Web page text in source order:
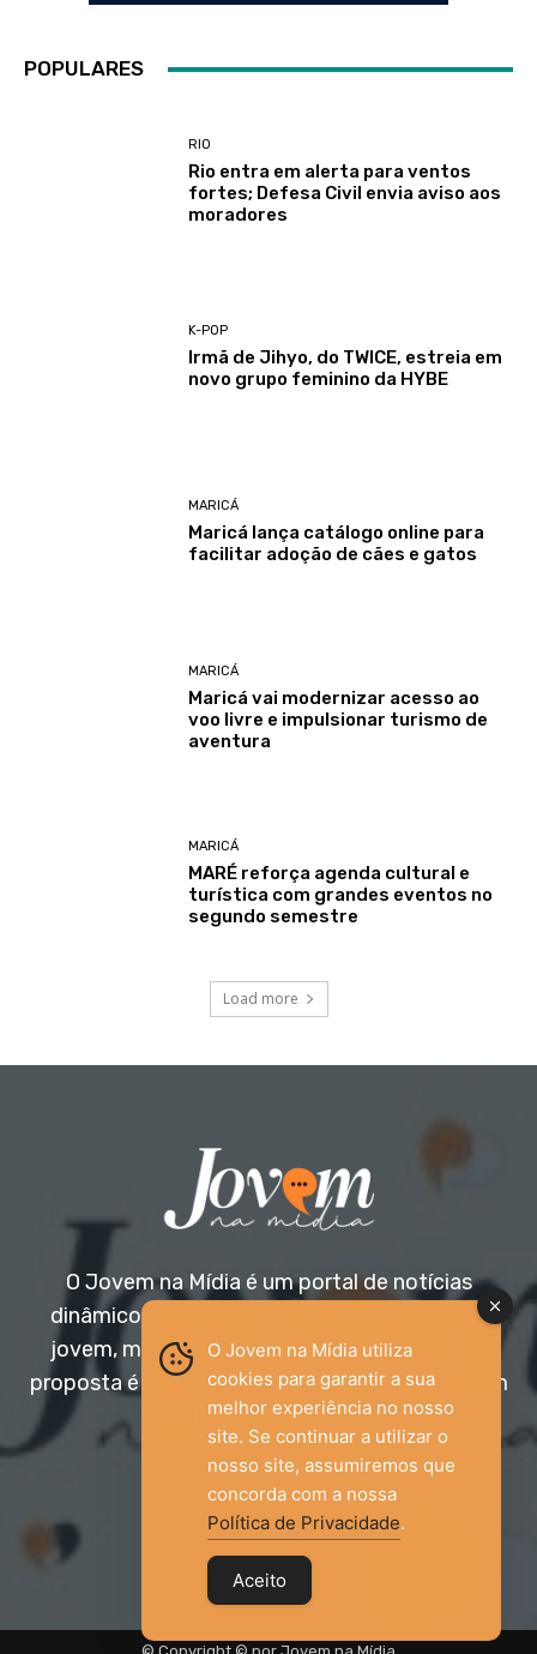
POPULARES
RIO
Rio entra em alerta para ventos
fortes; Defesa Civil envia aviso aos
moradores
K-POP
Irmã de Jihyo, do TWICE, estreia em
novo grupo feminino da HYBE
MARICÁ
Maricá lança catálogo online para
facilitar adoção de cães e gatos
MARICÁ
Maricá vai modernizar acesso ao
voo livre e impulsionar turismo de
aventura
MARICÁ
MARÉ reforça agenda cultural e
turística com grandes eventos no
segundo semestre
Load more
O Jovem na Mídia é um portal de notícias
dinâmico e acessível, voltado para o público
jovem, mas aberto a todas as idades. Nossa
proposta é trazer informação relevante com um
olhar diferenciado.
Entre em contato:
jovemnamidia2017@gmail.com
O Jovem na Mídia utiliza
cookies para garantir a sua
melhor experiência no nosso
site. Se continuar a utilizar o
nosso site, assumiremos que
concorda com a nossa
Política de Privacidade.
Aceito